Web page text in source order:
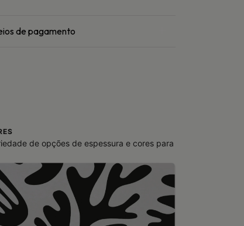
de pagamento
de opções de espessura e cores para